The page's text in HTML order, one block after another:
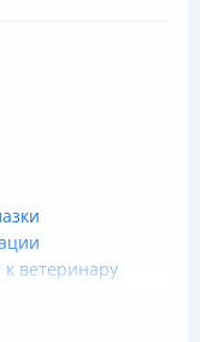
к ветеринару